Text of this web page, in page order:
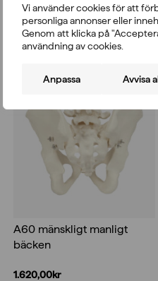
Vi använder cookies för att
personliga annonser eller
Genom att klicka på
användning av cookies.
Anpassa Avvisa
3.758,00kr
inkl. moms 25%
A60 mänskligt manligt
bäcken
1.620,00kr